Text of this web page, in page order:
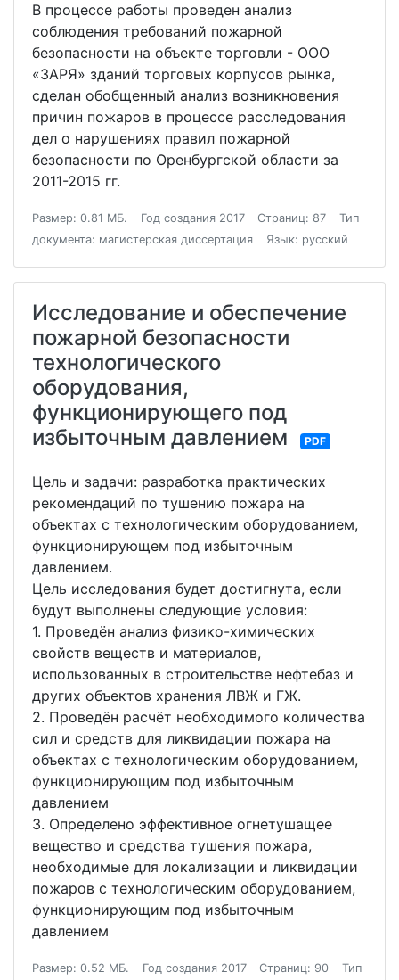
В процессе работы проведен анализ
соблюдения требований пожарной
безопасности на объекте торговли - ООО
«ЗАРЯ» зданий торговых корпусов рынка,
сделан обобщенный анализ возникновения
причин пожаров в процессе расследования
дел о нарушениях правил пожарной
безопасности по Оренбургской области за
2011-2015 гг.
Размер: 0.81 МБ. Год создания 2017 Страниц: 87
Тип
документа: магистерская диссертация
Язык: русский
Исследование и обеспечение
пожарной безопасности
технологического
оборудования,
функционирующего под
избыточным давлением
PDF
Цель и задачи: разработка практических
рекомендаций по тушению пожара на
объектах с технологическим оборудованием,
функционирующем под избыточным
давлением.
Цель исследования будет достигнута, если
будут выполнены следующие условия:
1. Проведён анализ физико-химических
свойств веществ и материалов,
использованных в строительстве нефтебаз и
других объектов хранения ЛВЖ и ГЖ.
2. Проведён расчёт необходимого количества
сил и средств для ликвидации пожара на
объектах с технологическим оборудованием,
функционирующим под избыточным
давлением
3. Определено эффективное огнетушащее
вещество и средства тушения пожара,
необходимые для локализации и ликвидации
пожаров с технологическим оборудованием,
функционирующим под избыточным
давлением
Размер: 0.52 МБ. Год создания 2017 Страниц: 90 Тип